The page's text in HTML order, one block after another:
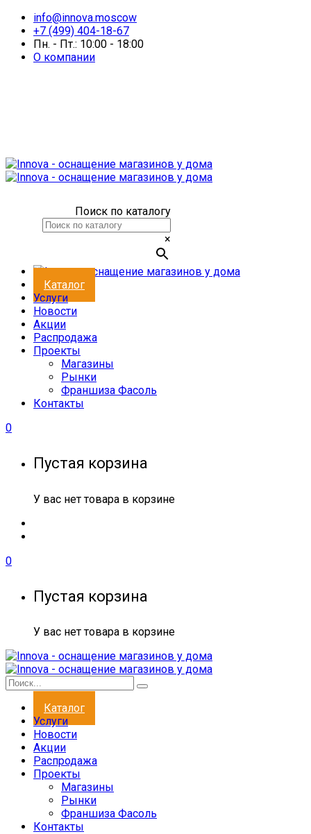
info@innova.moscow
+7 (499) 404-18-67
Пн. - Пт.: 10:00 - 18:00
О компании
Поиск по каталогу
×
Каталог
Услуги
Новости
Акции
Распродажа
Проекты
Магазины
Рынки
Франшиза Фасоль
Контакты
0
Пустая корзина
У вас нет товара в корзине
0
Пустая корзина
У вас нет товара в корзине
Каталог
Услуги
Новости
Акции
Распродажа
Проекты
Магазины
Рынки
Франшиза Фасоль
Контакты